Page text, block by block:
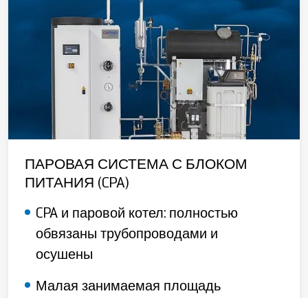
ПАРОВАЯ СИСТЕМА С БЛОКОМ
ПИТАНИЯ (CPA)
CPA и паровой котел: полностью
обвязаны трубопроводами и
осушены
Малая занимаемая площадь